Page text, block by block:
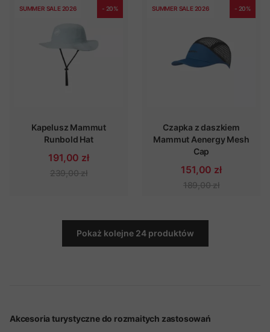
SUMMER SALE 2026 - 20%
Kapelusz Mammut
Runbold Hat
191,00 zł
239,00 zł
SUMMER SALE 2026 - 20%
Czapka z daszkiem
Mammut Aenergy Mesh
Cap
151,00 zł
189,00 zł
Pokaż kolejne 24 produktów
Akcesoria turystyczne do rozmaitych zastosowań